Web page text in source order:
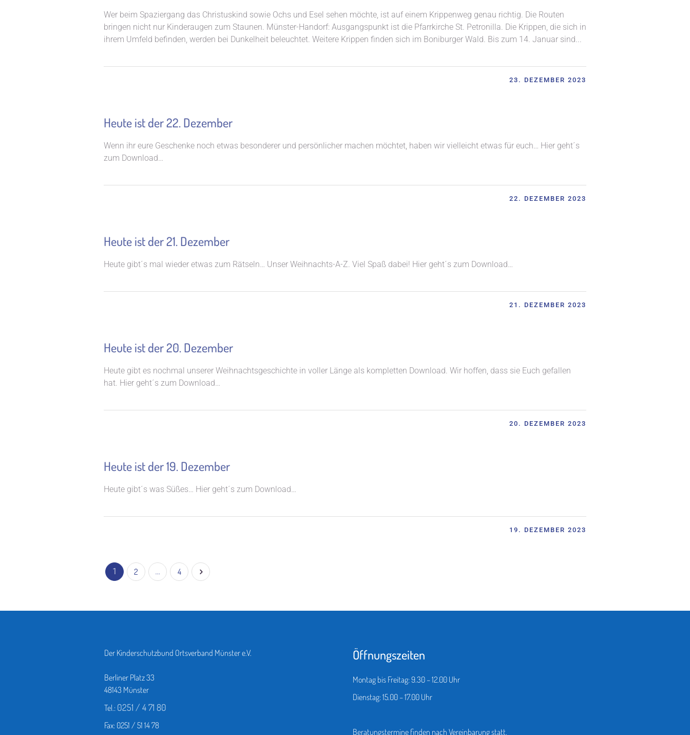
Wer beim Spaziergang das Christuskind sowie Ochs und Esel sehen möchte, ist auf einem Krippenweg genau richtig. Die Routen
bringen nicht nur Kinderaugen zum Staunen. Münster-Handorf: Ausgangspunkt ist die Pfarrkirche St. Petro­nilla. Die Krippen, die sich in
ihrem Umfeld befinden, werden bei Dunkelheit beleuchtet. Weitere Krippen finden sich im Boniburger Wald. Bis zum 14. Januar sind...
23. DEZEMBER 2023
Heute ist der 22. Dezember
Wenn ihr eure Geschenke noch etwas besonderer und persönlicher machen möchtet, haben wir vielleicht etwas für euch… Hier geht´s
zum Download…
22. DEZEMBER 2023
Heute ist der 21. Dezember
Heute gibt´s mal wieder etwas zum Rätseln… Unser Weihnachts-A-Z. Viel Spaß dabei! Hier geht´s zum Download…
21. DEZEMBER 2023
Heute ist der 20. Dezember
Heute gibt es nochmal unserer Weihnachtsgeschichte in voller Länge als kompletten Download. Wir hoffen, dass sie Euch gefallen
hat. Hier geht´s zum Download…
20. DEZEMBER 2023
Heute ist der 19. Dezember
Heute gibt´s was Süßes… Hier geht´s zum Download…
19. DEZEMBER 2023
1 2 … 4
Der Kinderschutzbund Ortsverband Münster e.V.
Berliner Platz 33
48143 Münster
Tel.: 0251 / 4 71 80
Fax: 0251 / 51 14 78
Öffnungszeiten
Montag bis Freitag: 9.30 – 12.00 Uhr
Dienstag: 15.00 – 17.00 Uhr
Beratungstermine finden nach Vereinbarung statt.